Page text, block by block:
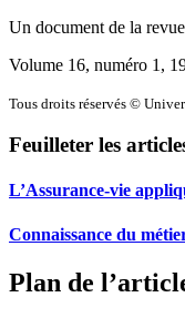
Un document de la revue
Volume 16, numéro 1,
Tous droits réservés ©
Feuilleter les
L’Assurance-vie
Connaissance du
Plan de